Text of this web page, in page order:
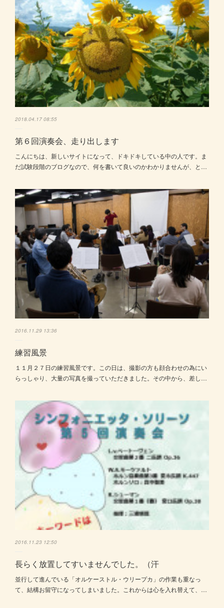
2018.04.17 08:55
第６回演奏会、走り出します
こんにちは、新しいサイトになって、ドキドキしている中の人です。ま
だ試験段階のブログなので、何を書いて良いのかわかりませんが、と…
2016.11.29 13:36
練習風景
１１月２７日の練習風景です。この日は、撮影の方も顔合わせの為にい
らっしゃり、大量の写真を撮っていただきました。その中から、差し…
2016.11.23 12:50
長らく放置してすいませんでした。（汗
並行して進んでいる「オルケーストル・ウリープカ」の作業も重なっ
て、結構お留守になってしまいました。これからは心を入れ替えて、…